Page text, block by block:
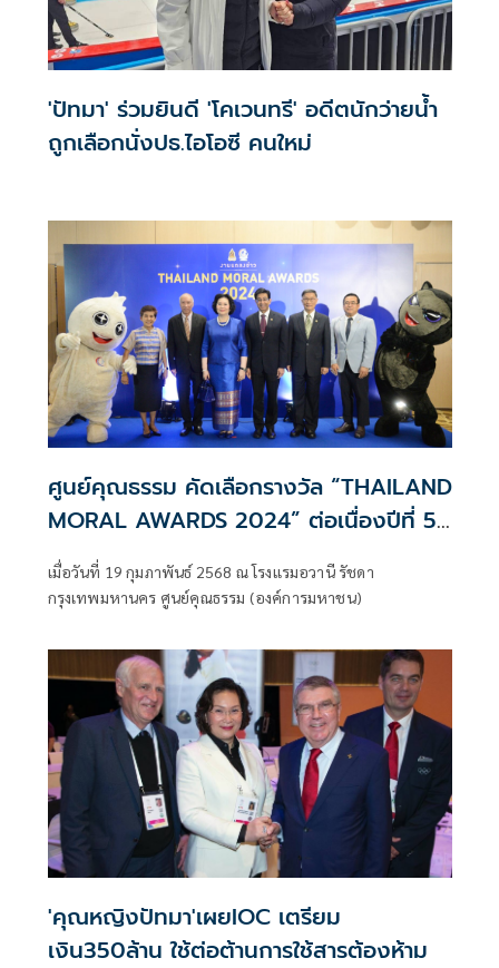
'ปัทมา' ร่วมยินดี 'โคเวนทรี' อดีตนักว่ายน้ำ
ถูกเลือกนั่งปธ.ไอโอซี คนใหม่
ศูนย์คุณธรรม คัดเลือกรางวัล “THAILAND
MORAL AWARDS 2024” ต่อเนื่องปีที่ 5
เฟ้นหาต้นแบบคุณธรรม สื่อ บุคคล ชุมชน
และองค์กร ร่วมสร้างพื้นที่ความดีให้สังคม
​เมื่อวันที่ 19 กุมภาพันธ์ 2568 ณ โรงแรมอวานี รัชดา
กรุงเทพมหานคร ศูนย์คุณธรรม (องค์การมหาชน)
'คุณหญิงปัทมา'เผยIOC เตรียม
เงิน350ล้าน ใช้ต่อต้านการใช้สารต้องห้าม